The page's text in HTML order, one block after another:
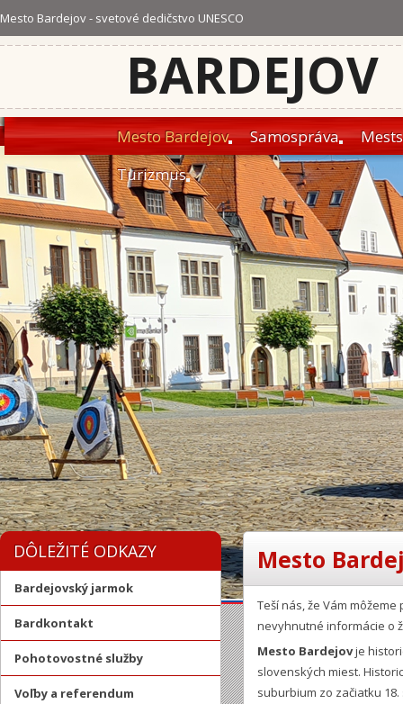
Mesto Bardejov - svetové dedičstvo UNESCO
BARDEJOV
Mesto Bardejov Samospráva
Turizmus
DÔLEŽITÉ ODKAZY
Bardejovský jarmok
Bardkontakt
Pohotovostné služby
Voľby a referendum
Mesto
Teší nás, že Vám
nevyhnutné informácie o
Mesto Bardejovje
slovenských miest.
suburbium zo začiatku